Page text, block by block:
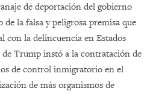
de deportación del gobierno
de la falsa y peligrosa premisa que
con la delincuencia en Estados
Trump instó a la contratación de
de control inmigratorio en el
de más organismos de